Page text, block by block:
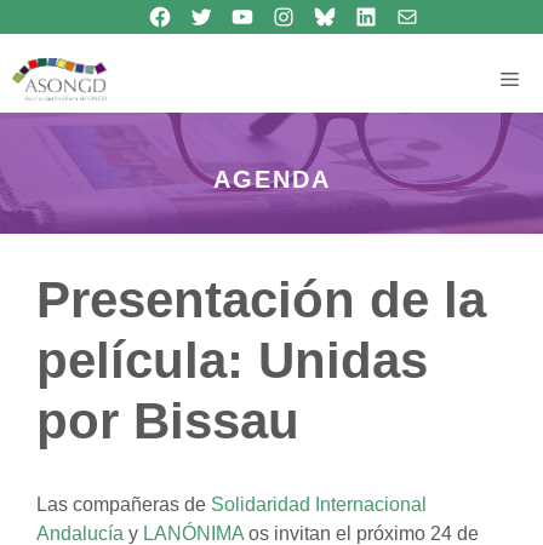
contenido
Síguenos en Facebook
Síguenos en TwitterSíguenos en Youtube
Síguenos en Instagram
Bluesky
Síguenos en Linkedincontacto
AGENDA
Presentación de la
película: Unidas
por Bissau
Las compañeras de Solidaridad Internacional
Andalucía y LANÓNIMA os invitan el próximo 24 de